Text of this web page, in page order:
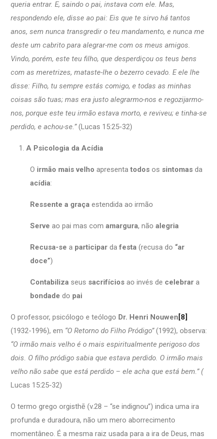
queria entrar. E, saindo o pai, instava com ele. Mas,
respondendo ele, disse ao pai: Eis que te sirvo há tantos
anos, sem nunca transgredir o teu mandamento, e nunca me
deste um cabrito para alegrar-me com os meus amigos.
Vindo, porém, este teu filho, que desperdiçou os teus bens
com as meretrizes, mataste-lhe o bezerro cevado. E ele lhe
disse: Filho, tu sempre estás comigo, e todas as minhas
coisas são tuas; mas era justo alegrarmo-nos e regozijarmo-
nos, porque este teu irmão estava morto, e reviveu; e tinha-se
perdido, e achou-se.”(Lucas 15:25-32)
A Psicologia da Acídia
O irmão mais velho apresenta todos os sintomas da
acídia:
Ressente a graça estendida ao irmão
Serve ao pai mas com amargura, não alegria
Recusa-se a participar dafesta (recusa do “ar
doce”)
Contabiliza seus sacrifícios ao invés de celebrar a
bondade do pai
O professor, psicólogo e teólogo Dr. Henri Nouwen [8]
(1932-1996), em “O Retorno do Filho Pródigo”(1992), observa:
“O irmão mais velho é o mais espiritualmente perigoso dos
dois. O filho pródigo sabia que estava perdido. O irmão mais
velho não sabe que está perdido – ele acha que está bem.”(
Lucas 15:25-32)
O termo grego orgisthē (v.28 – “se indignou”) indica uma ira
profunda e duradoura, não um mero aborrecimento
momentâneo. É a mesma raiz usada para a ira de Deus, mas